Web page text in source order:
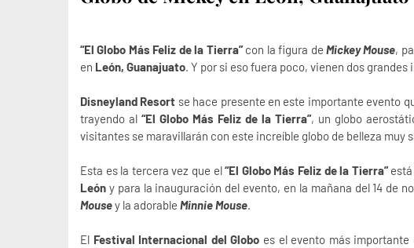
“El Globo Más Feliz de la Tierra”con la figura de Mickey Mouse,
en León, Guanajuato. Y por si eso fuera poco, vienen dos grandes
Disneyland Resort se hace presente en este importante evento
trayendo al “El Globo Más Feliz de la Tierra”, un globo
visitantes se maravillarán con este increíble globo de belleza muy
Esta es la tercera vez que el“El Globo Más Feliz de la Tierra”está
León y para la inauguración del evento, en la mañana del 14 de
Mousey la adorable Minnie Mouse.
El Festival Internacional del Globo es el evento más